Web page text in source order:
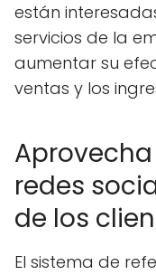
están
servicios de la
aumentar su
ventas y los
redes
de los
El sistema de